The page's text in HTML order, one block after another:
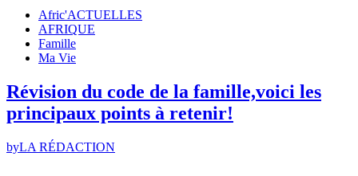
Afric'ACTUELLES
AFRIQUE
Famille
Ma Vie
Révision du code de la famille,voici les
principaux points à retenir!
byLA RÉDACTION